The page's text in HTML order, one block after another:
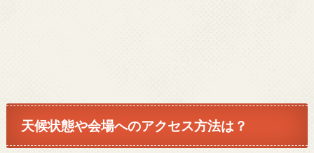
天候状態や会場へのアクセス方法は？